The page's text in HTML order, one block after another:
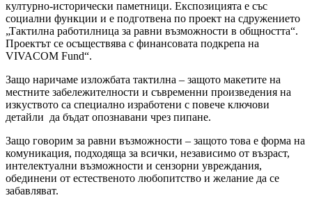
културно-исторически паметници. Експозицията е със
социални функции и е подготвена по проект на сдружението
„Тактилна работилница за равни възможности в общността“.
Проектът се осъществява с финансовата подкрепа на
VIVACOM Fund“.
Защо наричаме изложбата тактилна – защото макетите на
местните забележителности и съвременни произведения на
изкуството са специално изработени с повече ключови
детайли да бъдат опознавани чрез пипане.
Защо говорим за равни възможности – защото това е форма на
комуникация, подходяща за всички, независимо от възраст,
интелектуални възможности и сензорни увреждания,
обединени от естественото любопитство и желание да се
забавляват.